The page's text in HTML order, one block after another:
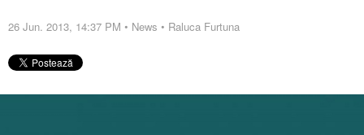
26 Jun. 2013, 14:37 PM • News • Raluca Furtuna